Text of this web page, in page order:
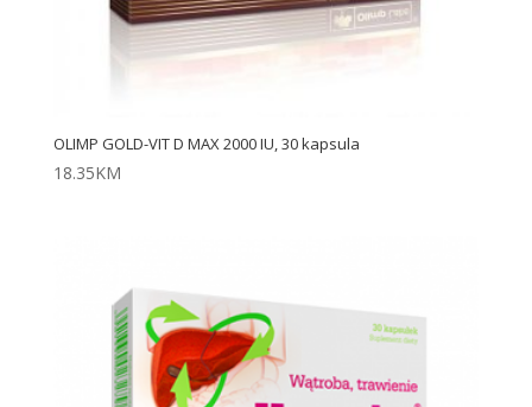
OLIMP GOLD-VIT D MAX 2000 IU, 30 kapsula
18.35KM